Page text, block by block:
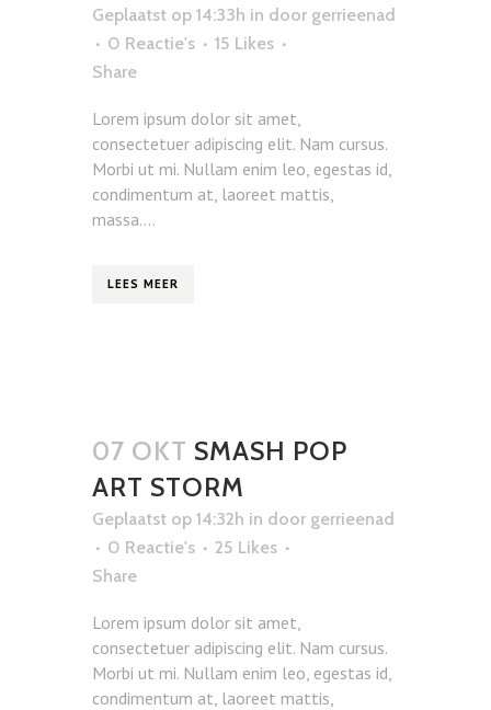
Geplaatst op 14:33h in door gerrieenad
0 Reactie's
15 Likes
Share
Lorem ipsum dolor sit amet,
consectetuer adipiscing elit. Nam cursus.
Morbi ut mi. Nullam enim leo, egestas id,
condimentum at, laoreet mattis,
massa....
LEES MEER
07 OKT SMASH POP
ART STORM
Geplaatst op 14:32h in door gerrieenad
0 Reactie's
25 Likes
Share
Lorem ipsum dolor sit amet,
consectetuer adipiscing elit. Nam cursus.
Morbi ut mi. Nullam enim leo, egestas id,
condimentum at, laoreet mattis,